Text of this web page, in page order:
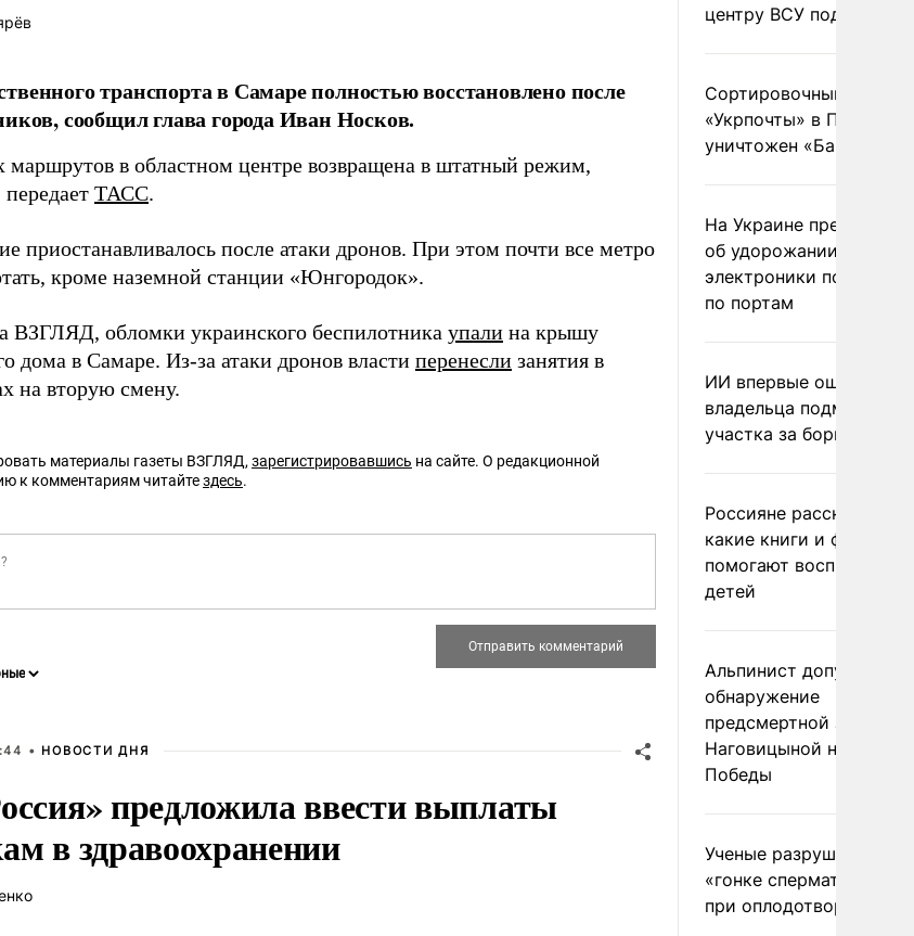
транспорта в Самаре полностью восстановлено после
сообщил глава города Иван Носков.
маршрутов в областном центре возвращена в штатный режим,
ТАСС.
приостанавливалось после атаки дронов. При этом почти все метро
кроме наземной станции «Юнгородок».
ВЗГЛЯД, обломки украинского беспилотника упали на крышу
дома в Самаре. Из-за атаки дронов власти перенесли занятия в
на вторую смену.
материалы газеты ВЗГЛЯД, зарегистрировавшись на сайте. О редакционной
к комментариям читайтездесь.
• НОВОСТИ ДНЯ
предложила ввести выплаты
в здравоохранении
центру ВСУ под Киевом
Сортировочный пункт
«Укрпочты» в
уничтожен
На Украине
об удорожании
электроники после
по портам
ИИ впервые
владельца
участка за борщевик
Россияне рассказали,
какие книги и фильмы
помогают воспитывать
детей
Альпинист допустил
обнаружение
предсмертной записки
Наговицыной на пике
Победы
Ученые разрушили миф
«гонке
при оплодотворении